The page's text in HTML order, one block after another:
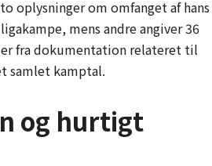
oplysninger om omfanget af hans
mens andre angiver 36
fra dokumentation relateret til
samlet kamptal.
og hurtigt